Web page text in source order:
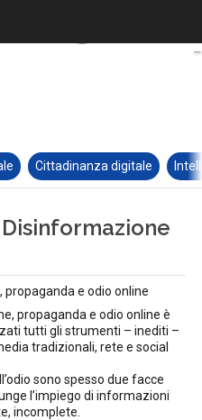
Cittadinanza digitale
e odio online
propaganda e odio online è
tutti gli strumenti – inediti –
tradizionali, rete e social
sono spesso due facce
l’impiego di informazioni
incomplete.